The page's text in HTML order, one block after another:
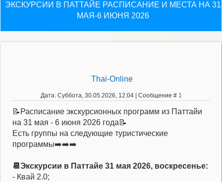
ЭКСКУРСИИ В ПАТТАЙЕ РАСПИСАНИЕ И МЕСТА НА 31
МАЯ-6 ИЮНЯ 2026
Thai-Online
Дата: Суббота, 30.05.2026, 12:04 | Сообщение # 1
📝Расписание экскурсионных программ из Паттайи
на 31 мая - 6 июня 2026 года📝
Есть группы на следующие туристические
программы➡️➡️➡️
📆Экскурсии в Паттайе 31 мая 2026, воскресенье:
- Квай 2.0;